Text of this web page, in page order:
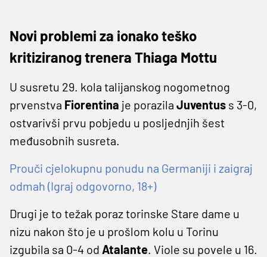
Novi problemi za ionako teško
kritiziranog trenera Thiaga Mottu
U susretu 29. kola talijanskog nogometnog
prvenstva Fiorentina je porazila Juventus s 3-0,
ostvarivši prvu pobjedu u posljednjih šest
međusobnih susreta.
Prouči cjelokupnu ponudu na Germaniji i zaigraj
odmah (Igraj odgovorno, 18+)
Drugi je to težak poraz torinske Stare dame u
nizu nakon što je u prošlom kolu u Torinu
izgubila sa 0-4 od Atalante. Viole su povele u 16.